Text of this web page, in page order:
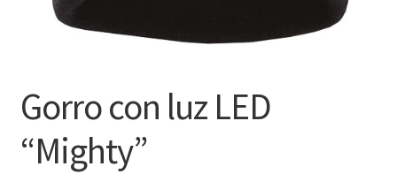
Gorro con luz LED
“Mighty”